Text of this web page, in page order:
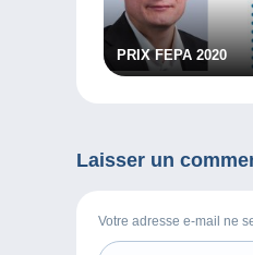
PRIX FEPA 2020
Laisser un
Votre adresse e-mail ne